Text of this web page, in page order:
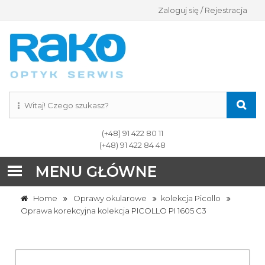
Zaloguj się / Rejestracja
(+48) 91 422 80 11
(+48) 91 422 84 48
MENU GŁÓWNE
Home Oprawy okularowe
kolekcja Picollo
Oprawa korekcyjna kolekcja PICOLLO PI 1605 C3